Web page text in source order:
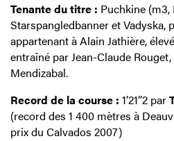
Tenante du titre : Puchkine (m3,
Starspangledbanner et Vadyska,
appartenant à Alain Jathière,
entraîné par Jean-Claude
Mendizabal.
Record de la course : 1’21’’2 par
(record des 1 400 mètres à
prix du Calvados 2007)